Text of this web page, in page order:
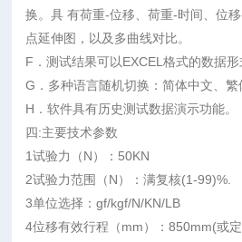
换。具 有荷重-位移、荷重-时间、位
点延伸图，以及多曲线对比。
F．测试结果可以EXCEL格式的数据形
G．多种语言随机切换：简体中文、繁
H．软件具有历史测试数据演示功能。
四:主要技术参数
1试验力（N）：50KN
2试验力范围（N）：满复核(1-99)%.
3单位选择：gf/kgf/N/KN/LB
4位移有效行程（mm）：850mm(或定